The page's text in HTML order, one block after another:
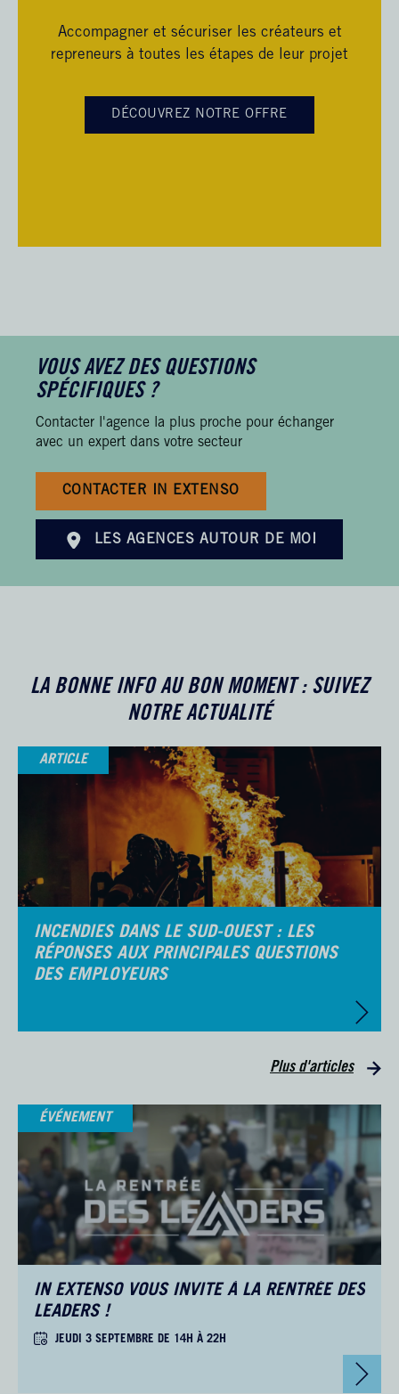
Accompagner et sécuriser les créateurs et
repreneurs à toutes les étapes de leur projet
DÉCOUVREZ NOTRE OFFRE
VOUS AVEZ DES QUESTIONS
SPÉCIFIQUES ?
Contacter l'agence la plus proche pour échanger
avec un expert dans votre secteur
CONTACTER IN EXTENSO
LES AGENCES AUTOUR DE MOI
LA BONNE INFO AU BON MOMENT : SUIVEZ
NOTRE ACTUALITÉ
ARTICLE
INCENDIES DANS LE SUD-OUEST : LES
RÉPONSES AUX PRINCIPALES QUESTIONS
DES EMPLOYEURS
Plus d'articles
ÉVÉNEMENT
IN EXTENSO VOUS INVITE À LA RENTRÉE DES
LEADERS !
JEUDI 3 SEPTEMBRE DE 14H À 22H